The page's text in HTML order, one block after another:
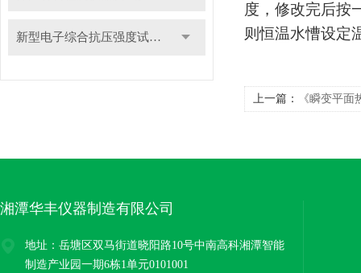
新型电子综合抗压强度试验机
度，修改完后按
则恒温水慒设定
上一篇： 《瞬变平
湘潭华丰仪器制造有限公司
地址：岳塘区双马街道晓阳路10号中南高科湘潭智能
制造产业园一期6栋1单元0101001